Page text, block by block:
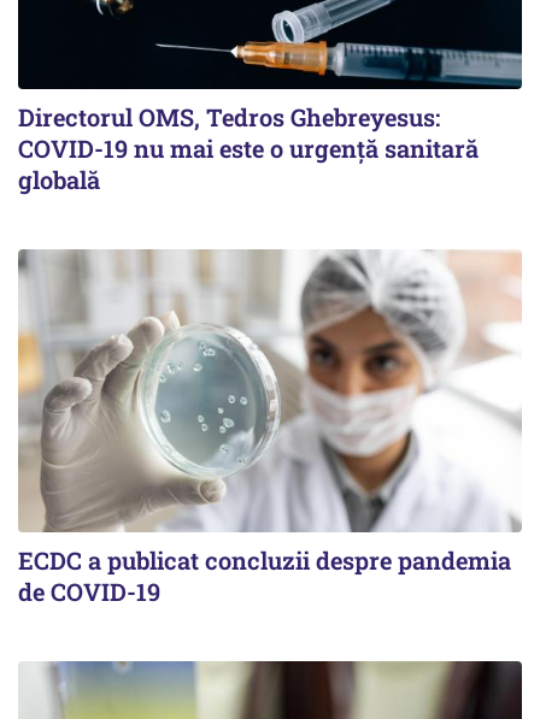
Directorul OMS, Tedros Ghebreyesus:
COVID-19 nu mai este o urgenţă sanitară
globală
ECDC a publicat concluzii despre pandemia
de COVID-19